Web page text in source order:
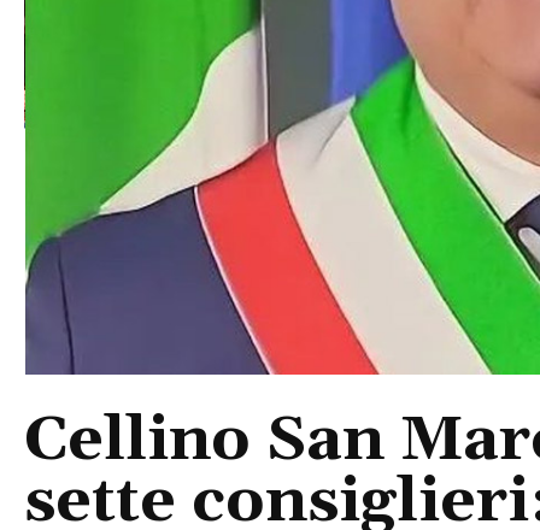
Cellino San
sette